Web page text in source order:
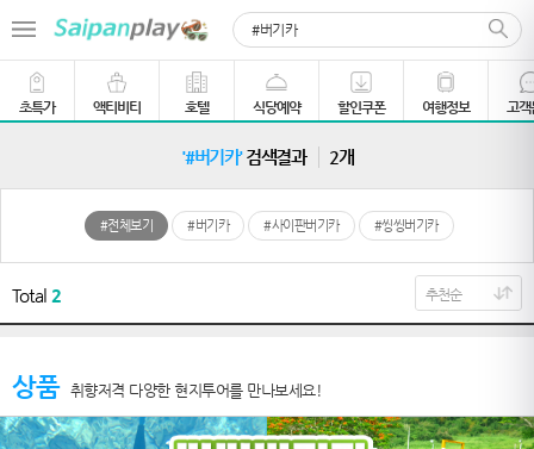
초특가 액티비티 호텔 식당예약 할인쿠폰 여행정보 고객
'#버기카'검색결과 2개
#전체보기 #버기카 #사이판버기카 #씽씽버기카
Total 2
상품 취향저격 다양한 현지투어를 만나보세요!